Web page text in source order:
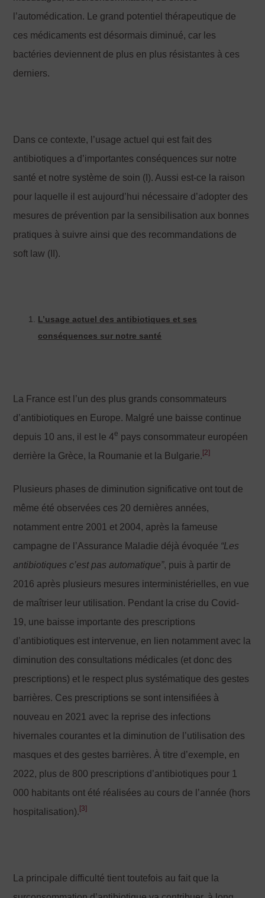
l’automédication. Le grand potentiel thérapeutique de
ces médicaments est désormais diminué, car les
bactéries deviennent de plus en plus résistantes à ces
derniers.
Dans ce contexte, l’usage actuel qui est fait des
antibiotiques a d’importantes conséquences sur notre
santé et notre système de soin (I). Aussi est-ce la raison
pour laquelle il est aujourd’hui nécessaire d’adopter des
mesures de prévention par la sensibilisation aux bonnes
pratiques à suivre ainsi que des recommandations de
soft law (II).
L’usage actuel des antibiotiques et ses
conséquences sur notre santé
La France est l’un des plus grands consommateurs
d’antibiotiques en Europe. Malgré une baisse continue
depuis 10 ans, il est le 4e pays consommateur européen
derrière la Grèce, la Roumanie et la Bulgarie. [2]
Plusieurs phases de diminution significative ont tout de
même été observées ces 20 dernières années,
notamment entre 2001 et 2004, après la fameuse
campagne de l’Assurance Maladie déjà évoquée “Les
antibiotiques c’est pas automatique”, puis à partir de
2016 après plusieurs mesures interministérielles, en vue
de maîtriser leur utilisation. Pendant la crise du Covid-
19, une baisse importante des prescriptions
d’antibiotiques est intervenue, en lien notamment avec la
diminution des consultations médicales (et donc des
prescriptions) et le respect plus systématique des gestes
barrières. Ces prescriptions se sont intensifiées à
nouveau en 2021 avec la reprise des infections
hivernales courantes et la diminution de l’utilisation des
masques et des gestes barrières. À titre d’exemple, en
2022, plus de 800 prescriptions d’antibiotiques pour 1
000 habitants ont été réalisées au cours de l’année (hors
hospitalisation). [3]
La principale difficulté tient toutefois au fait que la